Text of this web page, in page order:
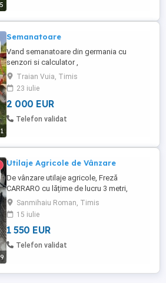
5
1
Semanatoare
Vand semanatoare din germania cu
senzori si calculator ,
Traian Vuia, Timis
23 iulie
2 000 EUR
Telefon validat
9
Utilaje Agricole de Vânzare
De vânzare utilaje agricole, Freză
CARRARO cu lățime de lucru 3 metri,
echipată cu suport semănătoare și cu un
set de cuțite noi, preț 3500 E Mașina
ierbicidat cu lățime de lucru 12 metri și cu
capacitate bazin 600 Litri inclus cardan,
preț 1550 E Semănătoare păioase HASSIA
Sanmihaiu Roman, Timis
15 iulie
1 550 EUR
Telefon validat